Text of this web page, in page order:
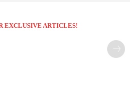
EXCLUSIVE ARTICLES!